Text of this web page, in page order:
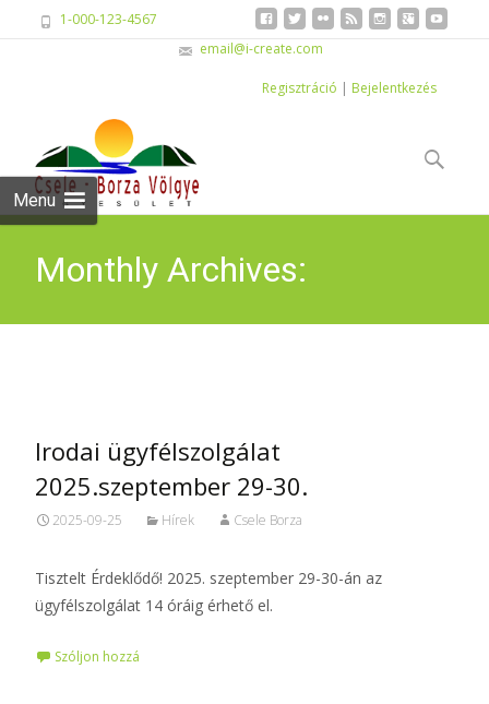
1-000-123-4567
email@i-create.com
Regisztráció | Bejelentkezés
Menu
to
content
Keresés:
Monthly Archives:
Irodai ügyfélszolgálat
2025.szeptember 29-30.
2025-09-25 Hírek Csele Borza
Tisztelt Érdeklődő! 2025. szeptember 29-30-án az
ügyfélszolgálat 14 óráig érhető el.
Szóljon hozzá